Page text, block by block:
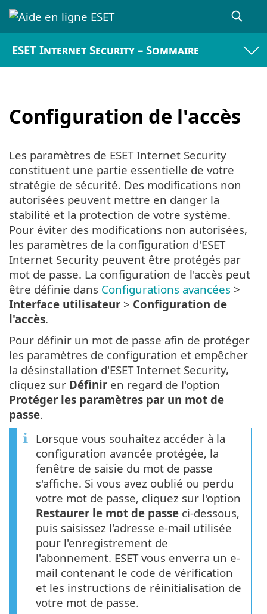
ESET Internet Security – Sommaire
Configuration de l'accès
Les paramètres de ESET Internet Security
constituent une partie essentielle de votre
stratégie de sécurité. Des modifications non
autorisées peuvent mettre en danger la
stabilité et la protection de votre système.
Pour éviter des modifications non autorisées,
les paramètres de la configuration d'ESET
Internet Security peuvent être protégés par
mot de passe. La configuration de l'accès peut
être définie dans Configurations avancées >
Interface utilisateur > Configuration de
l'accès.
Pour définir un mot de passe afin de protéger
les paramètres de configuration et empêcher
la désinstallation d'ESET Internet Security,
cliquez sur Définir en regard de l'option
Protéger les paramètres par un mot de
passe.
Lorsque vous souhaitez accéder à la
configuration avancée protégée, la
fenêtre de saisie du mot de passe
s'affiche. Si vous avez oublié ou perdu
votre mot de passe, cliquez sur l'option
Restaurer le mot de passe ci-dessous,
puis saisissez l'adresse e-mail utilisée
pour l'enregistrement de
l'abonnement. ESET vous enverra un e-
mail contenant le code de vérification
et les instructions de réinitialisation de
votre mot de passe.